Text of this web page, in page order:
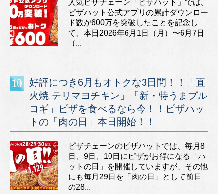
人気ピザチェーン「ピザハット」では、
ピザハット公式アプリの累計ダウンロー
ド数が600万を突破したことを記念し
て、本日2026年6月1日（月）〜6月7日
（...
好評につき6月もオトクな3日間！！「直
火焼 テリマヨチキン」「新・特うまプル
コギ」ピザを食べるなら今！！ピザハッ
トの「肉の日」本日開始！！
ピザチェーンのピザハットでは、毎月8
日、9日、10日にピザがお得になる「ハ
ットの日」を開催していますが、その他
にも毎月29日を「肉の日」として前日
の28...